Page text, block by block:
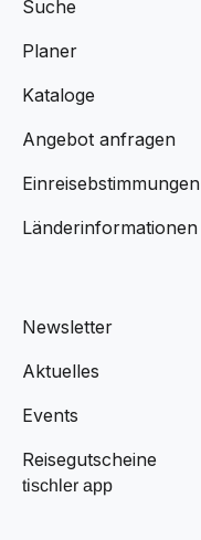
Suche
Planer
Kataloge
Angebot anfragen
Einreisebstimmungen
Länderinformationen
Newsletter
Aktuelles
Events
Reisegutscheine
tischler app